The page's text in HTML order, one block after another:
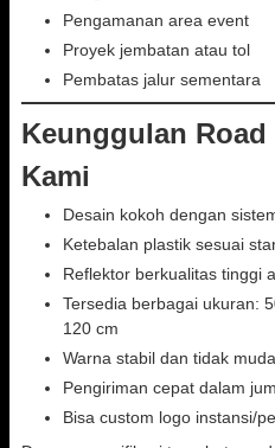
Pengamanan area event
Proyek jembatan atau tol
Pembatas jalur sementara
Keunggulan Road
Kami
Desain kokoh dengan
Ketebalan plastik sesuai
Reflektor berkualitas tinggi
Tersedia berbagai ukuran:
120 cm
Warna stabil dan tidak
Pengiriman cepat dalam
Bisa custom logo instansi/